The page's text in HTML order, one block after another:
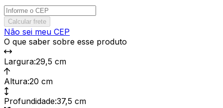
Calcular frete
Não sei meu CEP
O que saber sobre esse produto
Largura:29,5 cm
Altura:20 cm
Profundidade:37,5 cm